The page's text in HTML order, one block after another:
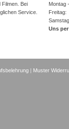
Filmen. Bei
Service.
Montag
Uns
| Muster